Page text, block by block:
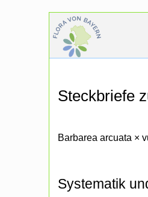
Steckbriefe
Barbarea arcuata ×
Systematik